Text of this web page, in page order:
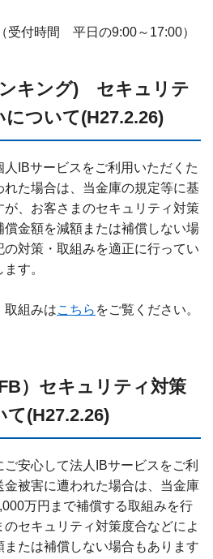
付時間 平日の9:00～17:00）
キング) セキュリテ
について(H27.2.26)
IBサービスをご利用いただくた
た場合は、当金庫の規定等に基
、お客さまのセキュリティ対策
償金額を減額または補償しない場
対策・取組みを適正に行ってい
す。
組みはこちら をご覧ください。
）セキュリティ対策
(H27.2.26)
安心して法人IBサービスをご利
金被害に遭われた場合は、当金庫
万円まで補償する取組みを行
セキュリティ対策度合などによ
たは補償しない場合もあります